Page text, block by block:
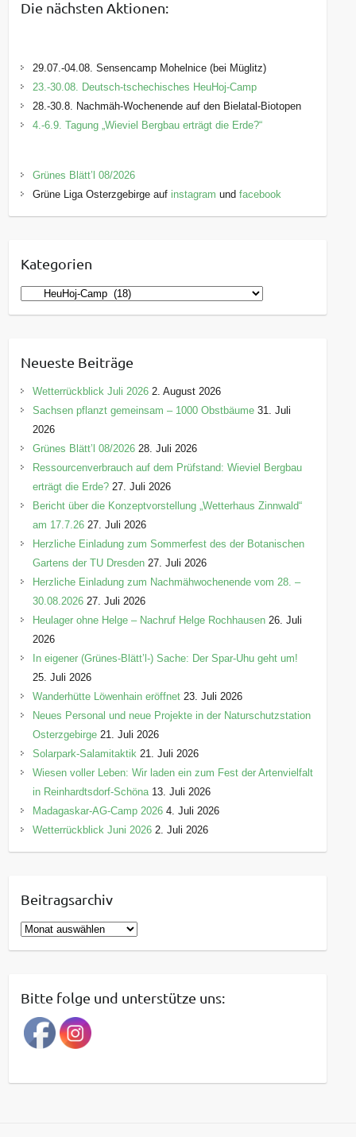
Die nächsten Aktionen:
29.07.-04.08. Sensencamp Mohelnice (bei Müglitz)
23.-30.08. Deutsch-tschechisches HeuHoj-Camp
28.-30.8. Nachmäh-Wochenende auf den Bielatal-Biotopen
4.-6.9. Tagung „Wieviel Bergbau erträgt die Erde?“
Grünes Blätt’l 08/2026
Grüne Liga Osterzgebirge auf instagram undfacebook
Kategorien
a
g
o
r
e
n
Neueste Beiträge
Wetterrückblick Juli 2026 2. August 2026
Sachsen pflanzt gemeinsam – 1000 Obstbäume 31. Juli
2026
Grünes Blätt’l 08/2026 28. Juli 2026
Ressourcenverbrauch auf dem Prüfstand: Wieviel Bergbau
erträgt die Erde? 27. Juli 2026
Bericht über die Konzeptvorstellung „Wetterhaus Zinnwald“
am 17.7.26 27. Juli 2026
Herzliche Einladung zum Sommerfest des der Botanischen
Gartens der TU Dresden 27. Juli 2026
Herzliche Einladung zum Nachmähwochenende vom 28. –
30.08.2026 27. Juli 2026
Heulager ohne Helge – Nachruf Helge Rochhausen 26. Juli
2026
In eigener (Grünes-Blätt’l-) Sache: Der Spar-Uhu geht um!
25. Juli 2026
Wanderhütte Löwenhain eröffnet 23. Juli 2026
Neues Personal und neue Projekte in der Naturschutzstation
Osterzgebirge 21. Juli 2026
Solarpark-Salamitaktik 21. Juli 2026
Wiesen voller Leben: Wir laden ein zum Fest der Artenvielfalt
in Reinhardtsdorf-Schöna 13. Juli 2026
Madagaskar-AG-Camp 2026 4. Juli 2026
Wetterrückblick Juni 2026 2. Juli 2026
Beitragsarchiv
B
e
r
a
g
a
Bitte folge und unterstütze uns: